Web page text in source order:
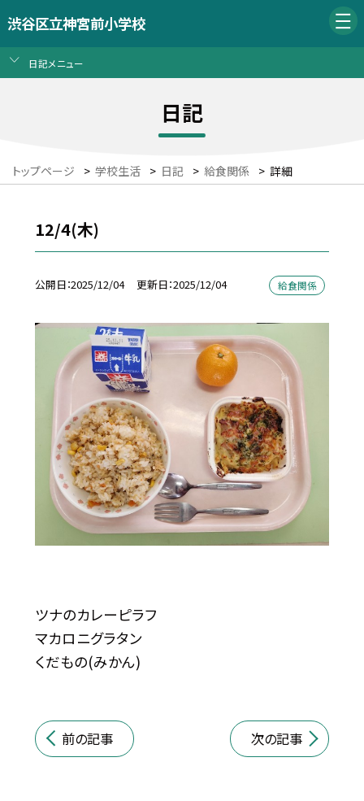
渋谷区立神宮前小学校
日記メニュー
日記
トップページ > 学校生活 > 日記 > 給食関係 > 詳細
12/4(木)
公開日 2025/12/04 更新日 2025/12/04 給食関係
ツナのカレーピラフ
マカロニグラタン
くだもの(みかん)
前の記事 次の記事